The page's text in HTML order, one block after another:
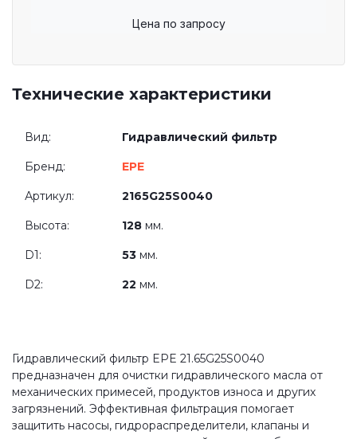
Цена по запросу
Технические характеристики
Вид: Гидравлический фильтр
Бренд: EPE
Артикул: 2165G25S0040
Высота: 128 мм.
D1: 53 мм.
D2: 22 мм.
Гидравлический фильтр EPE 21.65G25S0040
предназначен для очистки гидравлического масла от
механических примесей, продуктов износа и других
загрязнений. Эффективная фильтрация помогает
защитить насосы, гидрораспределители, клапаны и